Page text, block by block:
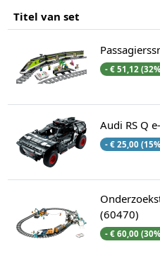
Titel van set
- € 51,12
Audi RS Q
- € 25,00
(60470)
- € 60,00